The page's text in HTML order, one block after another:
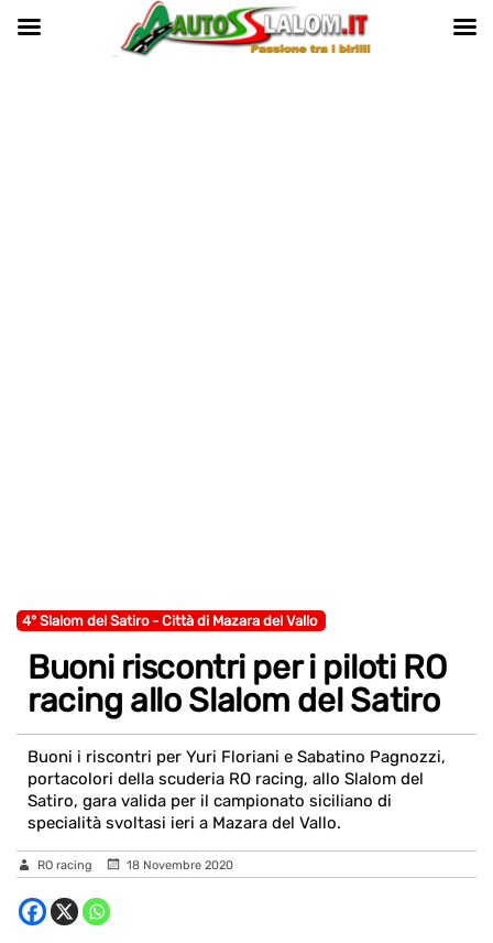
4° Slalom del Satiro - Città di Mazara del Vallo
Buoni riscontri per i piloti RO
racing allo Slalom del Satiro
Buoni i riscontri per Yuri Floriani e Sabatino Pagnozzi,
portacolori della scuderia RO racing, allo Slalom del
Satiro, gara valida per il campionato siciliano di
specialità svoltasi ieri a Mazara del Vallo.
RO racing 18 Novembre 2020